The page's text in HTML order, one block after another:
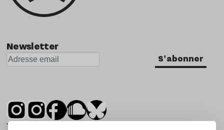
Newsletter
S'abonner
Tsugi est un mensuel indépendant sur la